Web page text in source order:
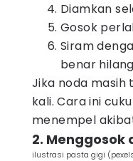
Diamkan
Gosok
Siram
benar
Jika noda masih
kali. Cara ini
menempel
2.
ilustrasi pasta gigi